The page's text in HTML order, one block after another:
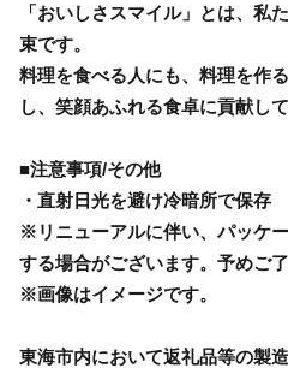
「おいしさスマイル」とは、私
束です。
料理を食べる人にも、料理を作
し、笑顔あふれる食卓に貢献し
■注意事項/その他
・直射日光を避け冷暗所で保存
※リニューアルに伴い、パッケ
する場合がございます。予めご了
※画像はイメージです。
東海市内において返礼品等の製